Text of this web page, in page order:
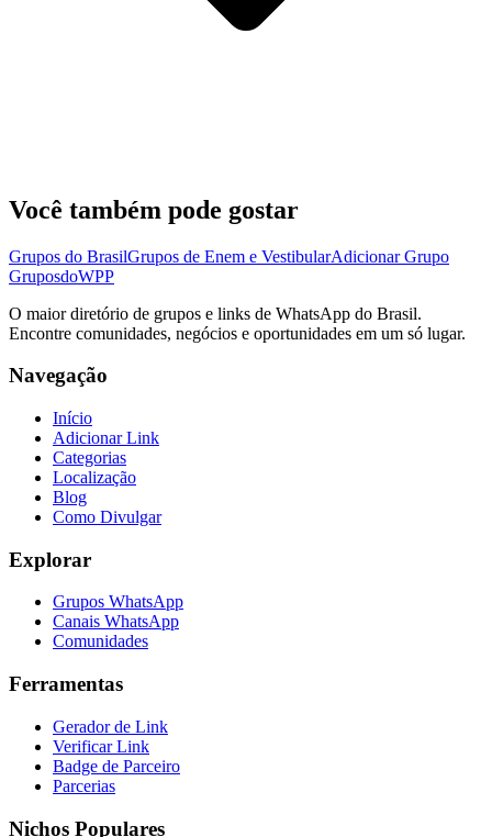
Você também pode gostar
Grupos do BrasilGrupos de Enem e VestibularAdicionar Grupo
GruposdoWPP
O maior diretório de grupos e links de WhatsApp do Brasil.
Encontre comunidades, negócios e oportunidades em um só lugar.
Navegação
Início
Adicionar Link
Categorias
Localização
Blog
Como Divulgar
Explorar
Grupos WhatsApp
Canais WhatsApp
Comunidades
Ferramentas
Gerador de Link
Verificar Link
Badge de Parceiro
Parcerias
Nichos Populares